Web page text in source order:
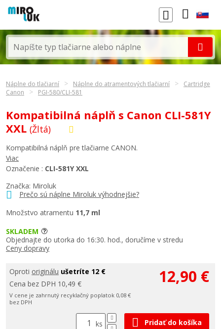
Náplne do tlačiarní Náplne do atramentových tlačiarní
Cartridge
Canon
PGI-580/CLI-581
Kompatibilná náplň s Canon CLI-581Y
XXL (Žltá)
Značka: Miroluk
Prečo sú náplne Miroluk výhodnejšie?
Množstvo atramentu 11,7 ml
Kompatibilná náplň pre tlačiarne CANON.
Viac
Označenie : CLI-581Y XXL
SKLADEM
Objednajte do utorka do 16:30. hod., doručíme v stredu
Ceny dopravy
Oproti originálu ušetríte 12 €
Cena bez DPH 10,49 €
V cene je zahrnutý recyklačný poplatok 0,08 €
bez DPH
12,90 €
ks Pridať do košíka